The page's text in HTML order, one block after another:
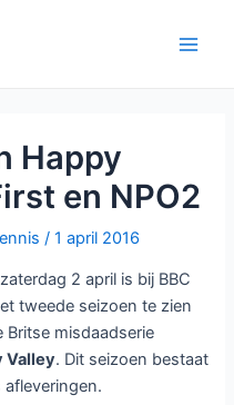
Happy
en NPO2
/1 april 2016
2 april is bij BBC
tweede seizoen te zien
Britse misdaadserie
Valley. Dit seizoen bestaat
afleveringen.